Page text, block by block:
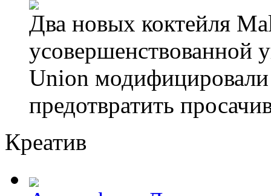
Два новых коктейля
усовершенствованной
Union модифицировали
предотвратить
Креатив